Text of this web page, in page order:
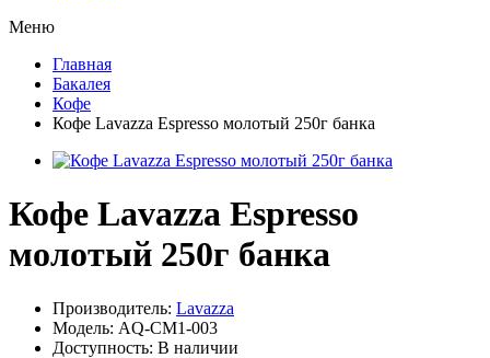
Меню
Главная
Бакалея
Кофе
Кофе Lavazza Espresso молотый 250г банка
Кофе Lavazza Espresso
молотый 250г банка
Производитель: Lavazza
Модель: AQ-CM1-003
Доступность: В наличии